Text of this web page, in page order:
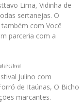
Lima, Vidinha de
sertanejas. O
com Você
parceria com a
Festival
Julino com
de Itaúnas, O Bicho
marcantes.